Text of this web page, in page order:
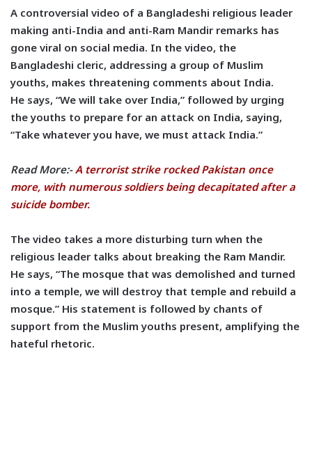
A controversial video of a Bangladeshi religious leader
making anti-India and anti-Ram Mandir remarks has
gone viral on social media. In the video, the
Bangladeshi cleric, addressing a group of Muslim
youths, makes threatening comments about India.
He says, “We will take over India,” followed by urging
the youths to prepare for an attack on India, saying,
“Take whatever you have, we must attack India.”
Read More:-A terrorist strike rocked Pakistan once
more, with numerous soldiers being decapitated after a
suicide bomber.
The video takes a more disturbing turn when the
religious leader talks about breaking the Ram Mandir.
He says, “The mosque that was demolished and turned
into a temple, we will destroy that temple and rebuild a
mosque.” His statement is followed by chants of
support from the Muslim youths present, amplifying the
hateful rhetoric.